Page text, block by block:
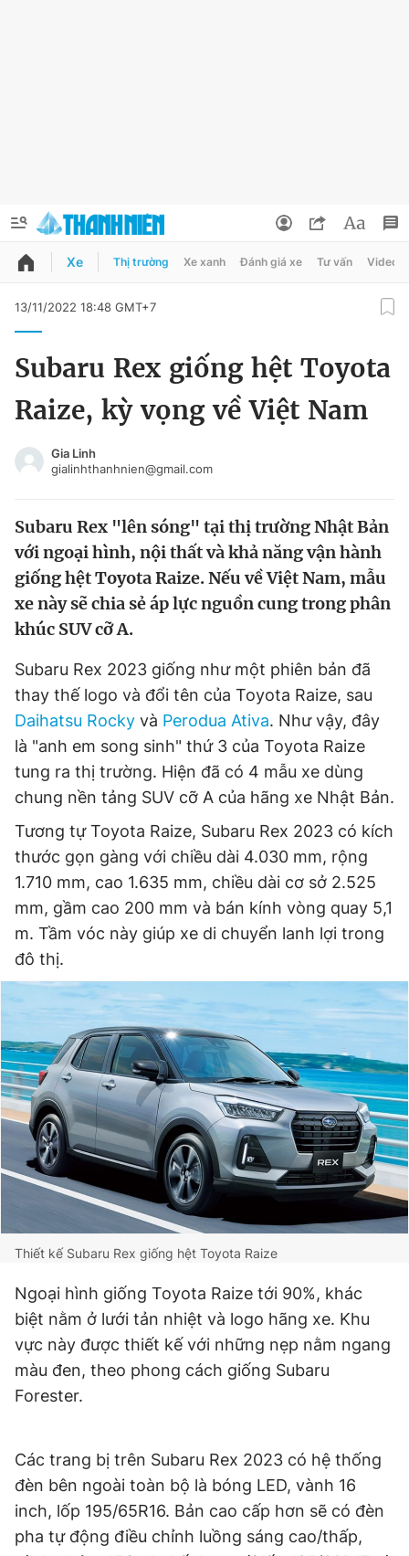
QUẢNG CÁO
Chào ngày mới Tin 24h
Tin thị trường Tin 360
Video Magazine
Tiện ích Bạn cần biết
Thông tin tòa soạn Liên hệ quảng cáo
Đọc Thanh Niên trên điện thoại
Theo dõi báo trên
Hotline
0906 645 777
Liên hệ quảng cáo
0908 780 404
Đặt báo Quảng cáo RSS Tòa soạn Chính sách bảo
Tổng biên tập: Nguyễn Ngọc Toàn
Phó tổng biên tập thường trực: Hải Thành
Phó tổng biên tập: Lâm Hiếu Dũng
Phó tổng biên tập: Trần Việt Hưng
Tổng thư ký tòa soạn: Đức Trung
Giấy phép xuất bản số 110/GP - BTTTT cấp ngày 24.3.2020
© 2003-2026 Bản quyền thuộc về Báo Thanh Niên. Cấm sao
bản. Phát triển bởi ePi Technologies, JSC.
Đổi mật khẩu
Tin đã lưu
Tin đã xem
Xe Thị trường Xe xanh Đánh giá xe Tư vấn Video
13/11/2022 18:48 GMT+7
Subaru Rex giống hệt Toyota
Raize, kỳ vọng về Việt Nam
Gia Linh
gialinhthanhnien@gmail.com
Subaru Rex "lên sóng" tại thị trường Nhật Bản
với ngoại hình, nội thất và khả năng vận hành
giống hệt Toyota Raize. Nếu về Việt Nam, mẫu
xe này sẽ chia sẻ áp lực nguồn cung trong phân
khúc SUV cỡ A.
Subaru Rex 2023 giống như một phiên bản đã
thay thế logo và đổi tên của Toyota Raize, sau
Daihatsu Rocky và Perodua Ativa. Như vậy, đây
là "anh em song sinh" thứ 3 của Toyota Raize
tung ra thị trường. Hiện đã có 4 mẫu xe dùng
chung nền tảng SUV cỡ A của hãng xe Nhật Bản.
Tương tự Toyota Raize, Subaru Rex 2023 có kích
thước gọn gàng với chiều dài 4.030 mm, rộng
1.710 mm, cao 1.635 mm, chiều dài cơ sở 2.525
mm, gầm cao 200 mm và bán kính vòng quay 5,1
m. Tầm vóc này giúp xe di chuyển lanh lợi trong
đô thị.
Thiết kế Subaru Rex giống hệt Toyota Raize
Ngoại hình giống Toyota Raize tới 90%, khác
biệt nằm ở lưới tản nhiệt và logo hãng xe. Khu
vực này được thiết kế với những nẹp nằm ngang
màu đen, theo phong cách giống Subaru
Forester.
Các trang bị trên Subaru Rex 2023 có hệ thống
đèn bên ngoài toàn bộ là bóng LED, vành 16
inch, lốp 195/65R16. Bản cao cấp hơn sẽ có đèn
pha tự động điều chỉnh luồng sáng cao/thấp,